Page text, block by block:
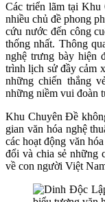
Các triển lãm tại
nhiều chủ đề phong
cứu nước đến công
thống nhất. Thông
nghệ trưng bày hiện
trình lịch sử đầy cảm
những chiến thắng
những niềm vui đoàn
Khu Chuyên Đề
gian văn hóa nghệ
các hoạt động văn
đổi và chia sẻ những
về con người Việt